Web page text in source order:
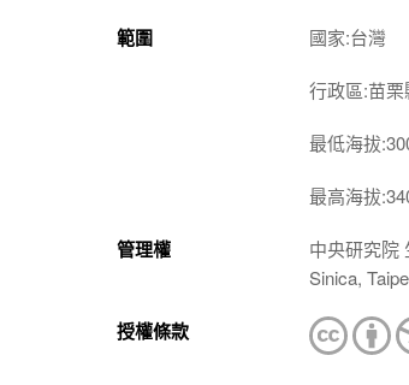
範圍 國家:台灣
行政區:苗
最低海拔
最高海拔
管理權
中央研究院
Sinica,
授權條款